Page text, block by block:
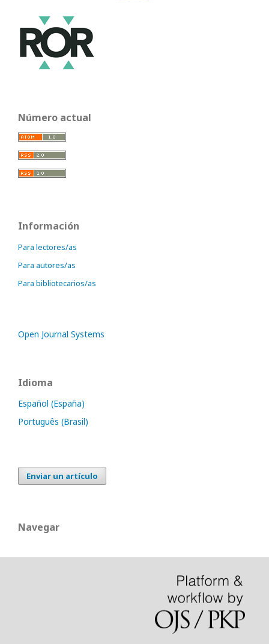
Número actual
Información
Para lectores/as
Para autores/as
Para bibliotecarios/as
Open Journal Systems
Idioma
Español (España)
Português (Brasil)
Enviar un artículo
Navegar